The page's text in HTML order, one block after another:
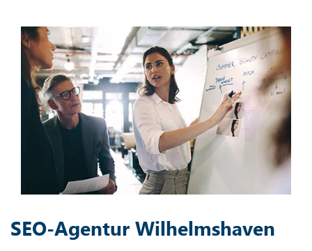
SEO-Agentur Wilhelmshaven